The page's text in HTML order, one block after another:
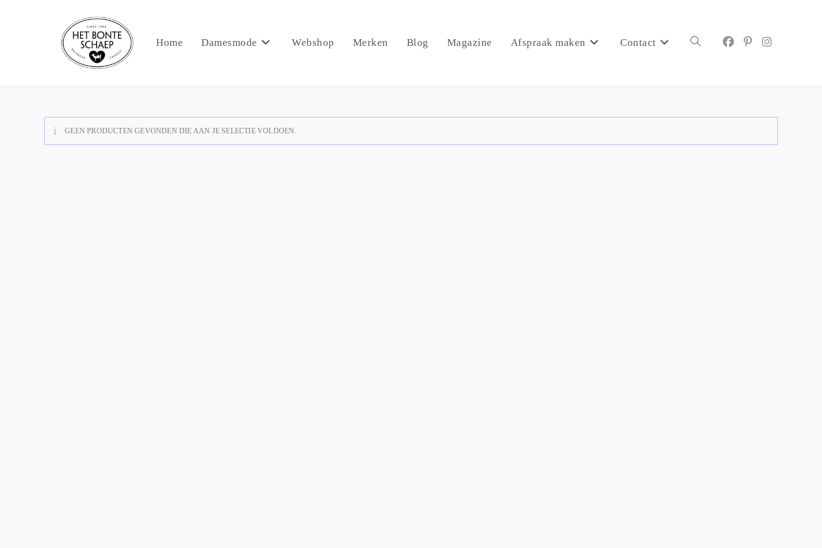
Home Damesmode Webshop Merken Blog Magazine Afspraak maken Contact
GEEN PRODUCTEN GEVONDEN DIE AAN JE SELECTIE VOLDOEN.